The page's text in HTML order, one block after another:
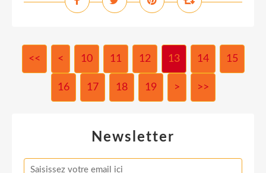
<< < 10 11 12 13 14 15
16 17 18 19 > >>
Newsletter